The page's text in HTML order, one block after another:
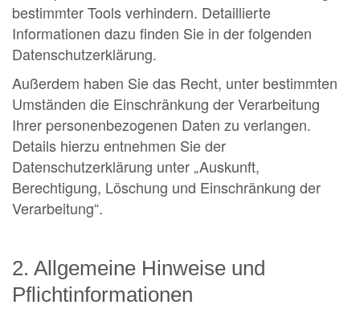
bestimmter Tools verhindern. Detaillierte
Informationen dazu finden Sie in der folgenden
Datenschutzerklärung.
Außerdem haben Sie das Recht, unter bestimmten
Umständen die Einschränkung der Verarbeitung
Ihrer personenbezogenen Daten zu verlangen.
Details hierzu entnehmen Sie der
Datenschutzerklärung unter „Auskunft,
Berechtigung, Löschung und Einschränkung der
Verarbeitung“.
2. Allgemeine Hinweise und
Pflichtinformationen